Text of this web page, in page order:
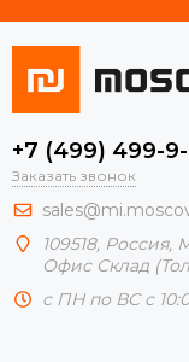
+7 (499) 499-
Заказать звонок
109518, Россия,
Офис Склад
с ПН по ВС с